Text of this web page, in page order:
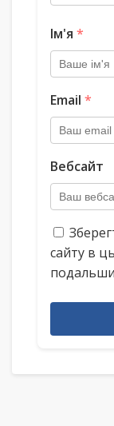
Ім'я *
Email *
Вебсайт
сайту в